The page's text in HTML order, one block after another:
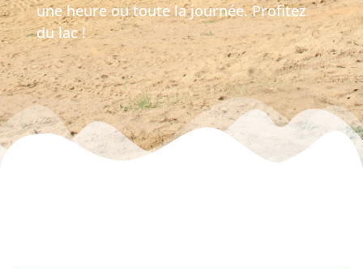
une heure ou toute la journée. Profitez
du lac !